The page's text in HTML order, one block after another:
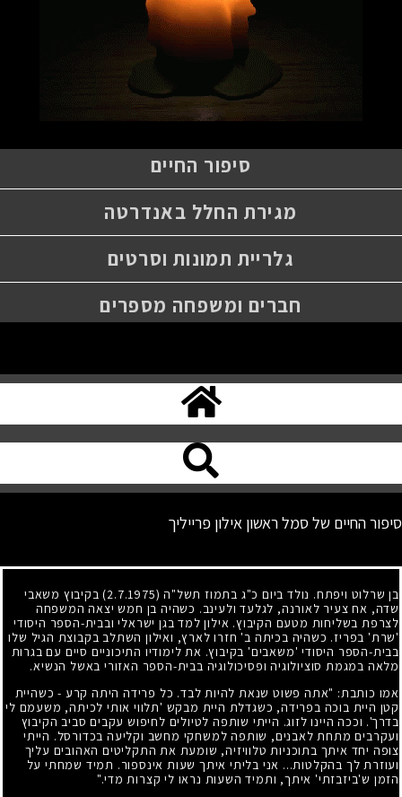
סיפור החיים
מגירת החלל באנדרטה
גלריית תמונות וסרטים
חברים ומשפחה מספרים
סיפור החיים של סמל ראשון אילון פרייליך
בן שרלוט ויפתח. נולד ביום כ"ג בתמוז תשל"ה (2.7.1975)
בקיבוץ משאבי
שדה, אח צעיר לאורנה, לגלעד ולעינב. כשהיה בן חמש יצאה המשפחה
לצרפת בשליחות מטעם הקיבוץ. אילון למד בגן ישראלי ובבית-הספר היסודי
'שרת' בפריז. כשהיה בכיתה ב' חזרו לארץ, ואילון השתלב בקבוצת הגיל שלו
בבית-הספר היסודי 'משאבים' בקיבוץ. את לימודיו התיכוניים סיים עם בגרות
מלאה במגמת סוציולוגיה ופסיכולוגיה בבית-הספר האזורי באשל הנשיא.
אמו כותבת: "אתה פשוט שנאת להיות לבד. כל פרידה היתה קרע - כשהיית
קטן היית בוכה בפרידה, כשגדלת היית מבקש 'תלווי אותי לכיתה, משעמם לי
בדרך'. וככה היינו לזוג. הייתי שותפה לטיולים לחיפוש עקבים סביב הקיבוץ
ועקרבים מתחת לאבנים, שותפה למשחקי מחשב וקליעה בכדורסל. הייתי
צופה יחד איתך בתוכניות טלוויזיה, שומעת את התקליטים האהובים עליך
ועוזרת לך בהקלטות... אני בליתי איתך שעות אינספור. תמיד שמחתי על
הזמן ש'ביזבזתי' איתך, ותמיד השעות נראו לי קצרות מדי."